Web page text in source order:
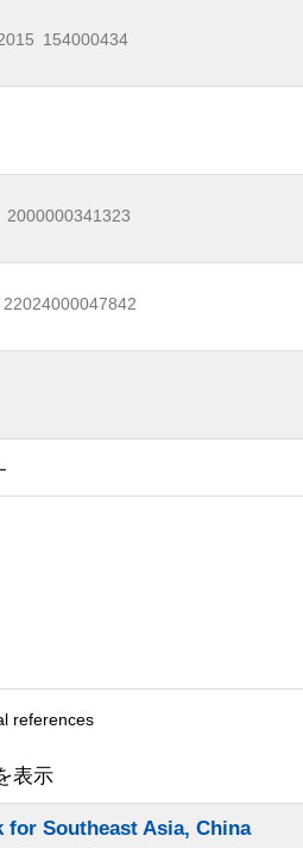
154000434
2000000341323
22024000047842
references
表示
for Southeast Asia, China